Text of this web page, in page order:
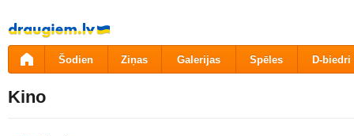
Pāriet
uz
saturu
Šodien Ziņas Galerijas Spēles D-biedri
Kino